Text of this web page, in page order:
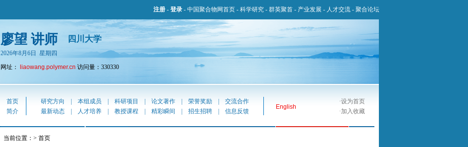
注册 - 登录 - 中国聚合物网首页 - 科学研究 - 群英聚首 - 产业发展 - 人才交流 - 聚合论坛
廖望 讲师 四川大学
2026年8月6日 星期四
网址：
liaowang.polymer.cn 访问量：330330
首页 研究方向 本组成员 科研项目 论文著作 荣誉奖励 交流合作
English
·设为首页
简介
最新动态 人才培养 教授课程 精彩瞬间 招生招聘 信息反馈 ·加入收藏
当前位置：> 首页